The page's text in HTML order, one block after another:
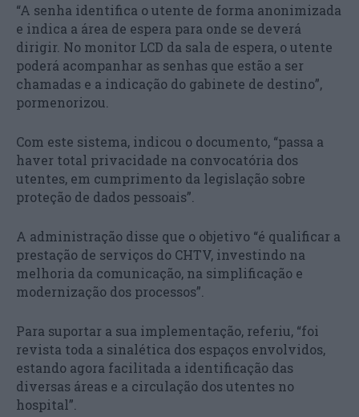
“A senha identifica o utente de forma anonimizada
e indica a área de espera para onde se deverá
dirigir. No monitor LCD da sala de espera, o utente
poderá acompanhar as senhas que estão a ser
chamadas e a indicação do gabinete de destino”,
pormenorizou.
Com este sistema, indicou o documento, “passa a
haver total privacidade na convocatória dos
utentes, em cumprimento da legislação sobre
proteção de dados pessoais”.
A administração disse que o objetivo “é qualificar a
prestação de serviços do CHTV, investindo na
melhoria da comunicação, na simplificação e
modernização dos processos”.
Para suportar a sua implementação, referiu, “foi
revista toda a sinalética dos espaços envolvidos,
estando agora facilitada a identificação das
diversas áreas e a circulação dos utentes no
hospital”.